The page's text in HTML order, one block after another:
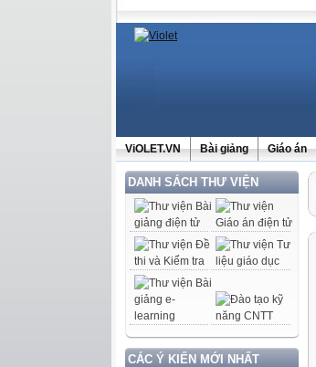
ViOLET.VN Bài giảng Giáo án
DANH SÁCH THƯ VIỆN
CÁC Ý KIẾN MỚI NHẤT